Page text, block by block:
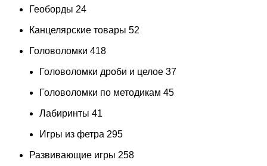
Геоборды 24
Канцелярские товары 52
Головоломки 418
Головоломки дроби и целое 37
Головоломки по методикам 45
Лабиринты 41
Игры из фетра 295
Развивающие игры 258